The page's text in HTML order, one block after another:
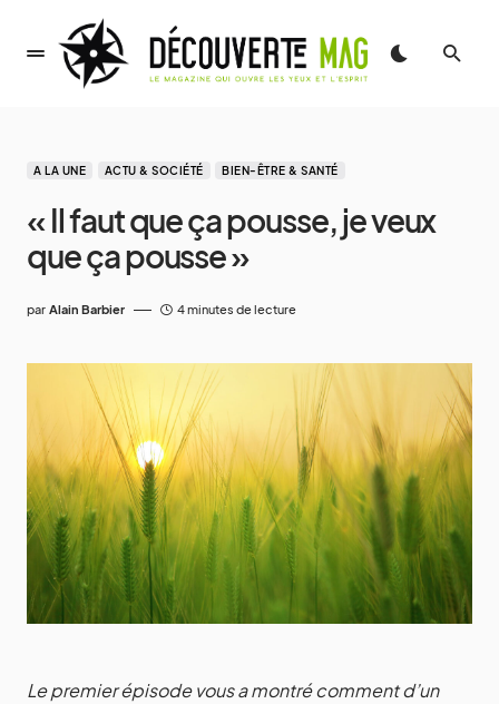
A LA UNE ACTU & SOCIÉTÉ BIEN-ÊTRE & SANTÉ
« Il faut que ça pousse, je veux
que ça pousse »
par Alain Barbier 4 minutes de lecture
Le premier épisode vous a montré comment d’un